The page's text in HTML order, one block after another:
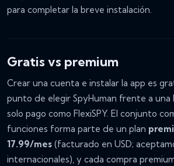
para completar la breve instalación.
Gratis vs premium
Crear una cuenta e instalar la app es
punto de elegir SpyHuman frente a
solo pago como FlexiSPY. El conjunto
funciones forma parte de un plan
17.99/mes (facturado en USD;
internacionales), y cada compra